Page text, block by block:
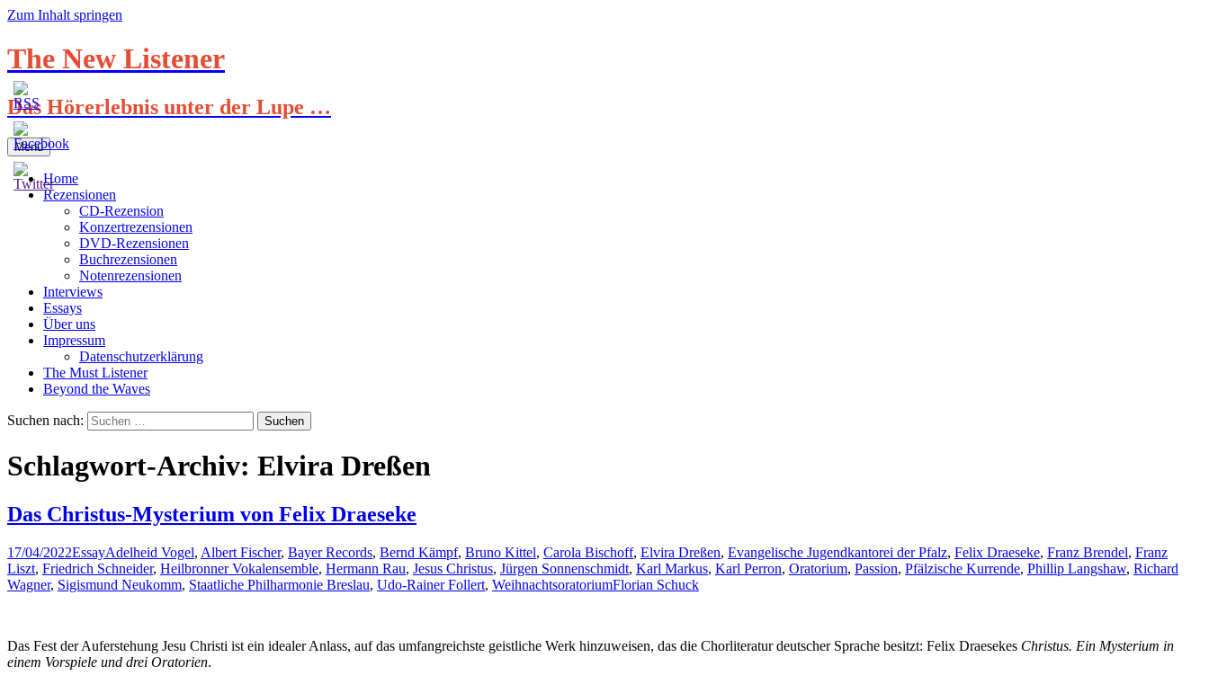
Zum Inhalt springen
The New Listener
Das Hörerlebnis unter der Lupe …
Menü
Home
Rezensionen
CD-Rezension
Konzertrezensionen
DVD-Rezensionen
Buchrezensionen
Notenrezensionen
Interviews
Essays
Über uns
Impressum
Datenschutzerklärung
The Must Listener
Beyond the Waves
Suchen nach:
Schlagwort-Archiv: Elvira Dreßen
Das Christus-Mysterium von Felix Draeseke
17/04/2022EssayAdelheid Vogel, Albert Fischer, Bayer Records, Bernd Kämpf, Bruno Kittel, Carola Bischoff, Elvira Dreßen, Evangelische Jugendkantorei der Pfalz, Felix Draeseke, Franz Brendel, Franz
Liszt, Friedrich Schneider, Heilbronner Vokalensemble, Hermann Rau, Jesus Christus, Jürgen Sonnenschmidt, Karl Markus, Karl Perron, Oratorium, Passion, Pfälzische Kurrende, Phillip Langshaw, Richard
Wagner, Sigismund Neukomm, Staatliche Philharmonie Breslau, Udo-Rainer Follert, WeihnachtsoratoriumFlorian Schuck
Das Fest der Auferstehung Jesu Christi ist ein idealer Anlass, auf das umfangreichste geistliche Werk hinzuweisen, das die Chorliteratur deutscher Sprache besitzt: Felix Draesekes Christus. Ein Mysterium in
einem Vorspiele und drei Oratorien.